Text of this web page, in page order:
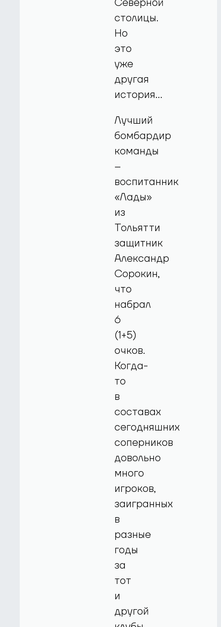
Северной
столицы.
Но
это
уже
другая
история…
Лучший
бомбардир
команды
–
воспитанник
«Лады»
из
Тольятти
защитник
Александр
Сорокин,
что
набрал
6
(1+5)
очков.
Когда-
то
в
составах
сегодняшних
соперников
довольно
много
игроков,
заигранных
в
разные
годы
за
тот
и
другой